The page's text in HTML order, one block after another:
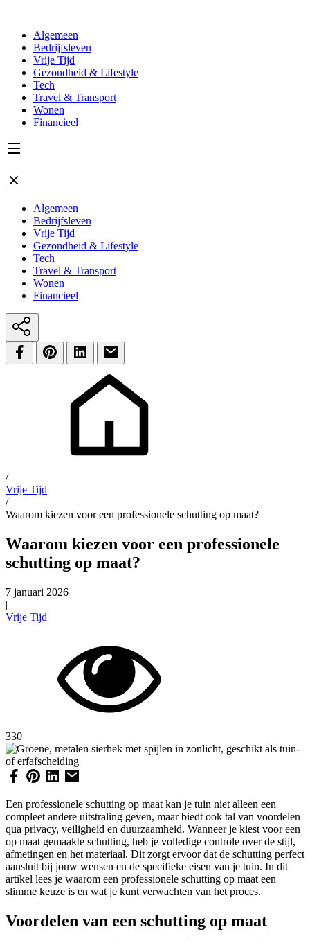
Algemeen
Bedrijfsleven
Vrije Tijd
Gezondheid & Lifestyle
Tech
Travel & Transport
Wonen
Financieel
Algemeen
Bedrijfsleven
Vrije Tijd
Gezondheid & Lifestyle
Tech
Travel & Transport
Wonen
Financieel
/
Vrije Tijd
/
Waarom kiezen voor een professionele schutting op maat?
Waarom kiezen voor een professionele
schutting op maat?
7 januari 2026
|
Vrije Tijd
330
Een professionele schutting op maat kan je tuin niet alleen een
compleet andere uitstraling geven, maar biedt ook tal van voordelen
qua privacy, veiligheid en duurzaamheid. Wanneer je kiest voor een
op maat gemaakte schutting, heb je volledige controle over de stijl,
afmetingen en het materiaal. Dit zorgt ervoor dat de schutting perfect
aansluit bij jouw wensen en de specifieke eisen van je tuin. In dit
artikel lees je waarom een professionele schutting op maat een
slimme keuze is en wat je kunt verwachten van het proces.
Voordelen van een schutting op maat